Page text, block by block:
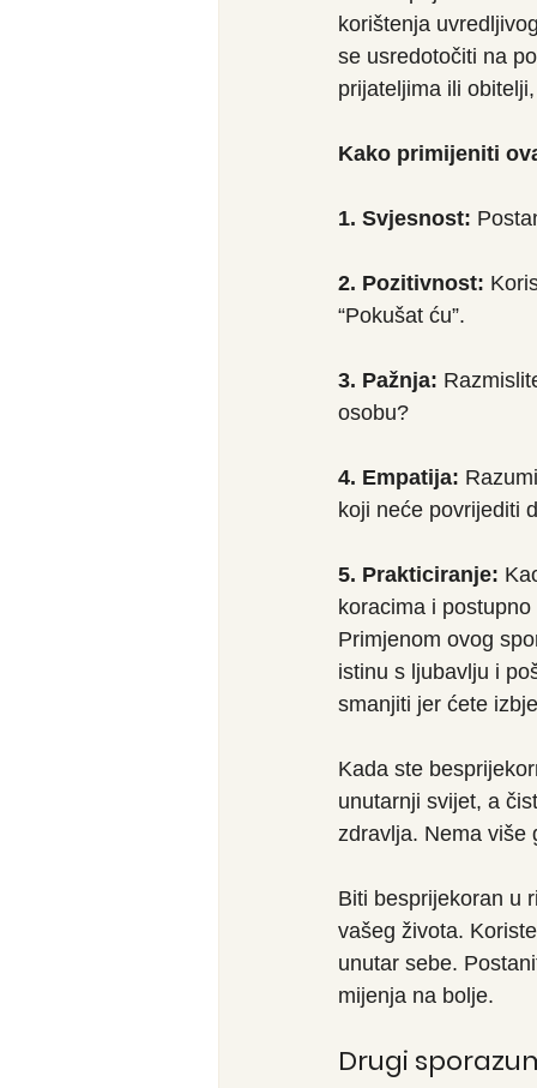
korištenja
se usredotočiti na
prijateljima ili
Kako primijeniti
1. Svjesnost:
2. Pozitivnost:
“Pokušat ću”.
3. Pažnja:
osobu?
4. Empatija:
koji neće povrijediti
5. Prakticiranje:
koracima i
Primjenom ovog
istinu s ljubavlju i
smanjiti jer ćete
Kada ste
unutarnji svijet, a
zdravlja. Nema više
Biti besprijekoran u
vašeg života.
unutar sebe.
mijenja na bolje.
Drugi